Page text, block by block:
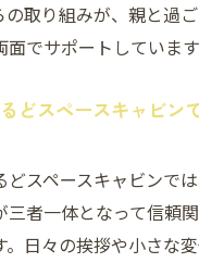
の取り組みが、親と過
面でサポートしています
どスペースキャビン
スペースキャビンで
者一体となって信頼
。日々の挨拶や小さな